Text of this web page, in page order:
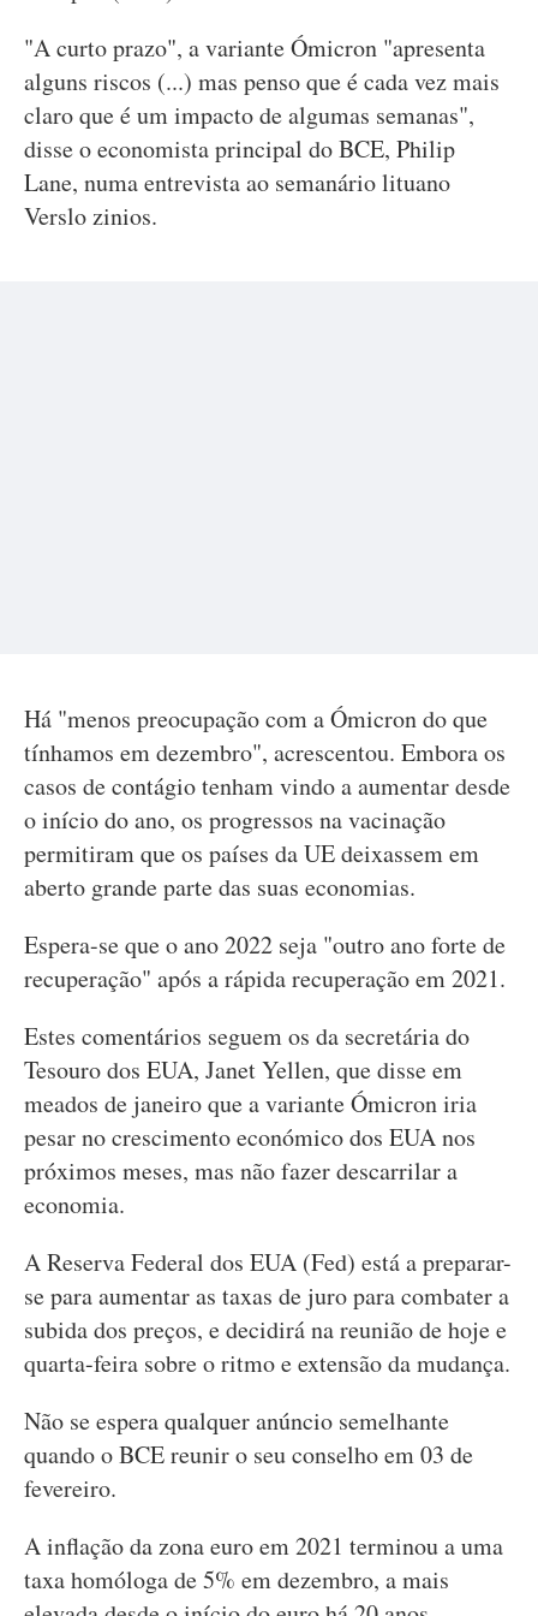
"A curto prazo", a variante Ómicron "apresenta
alguns riscos (...) mas penso que é cada vez mais
claro que é um impacto de algumas semanas",
disse o economista principal do BCE, Philip
Lane, numa entrevista ao semanário lituano
Verslo zinios.
Há "menos preocupação com a Ómicron do que
tínhamos em dezembro", acrescentou. Embora os
casos de contágio tenham vindo a aumentar desde
o início do ano, os progressos na vacinação
permitiram que os países da UE deixassem em
aberto grande parte das suas economias.
Espera-se que o ano 2022 seja "outro ano forte de
recuperação" após a rápida recuperação em 2021.
Estes comentários seguem os da secretária do
Tesouro dos EUA, Janet Yellen, que disse em
meados de janeiro que a variante Ómicron iria
pesar no crescimento económico dos EUA nos
próximos meses, mas não fazer descarrilar a
economia.
A Reserva Federal dos EUA (Fed) está a preparar-
se para aumentar as taxas de juro para combater a
subida dos preços, e decidirá na reunião de hoje e
quarta-feira sobre o ritmo e extensão da mudança.
Não se espera qualquer anúncio semelhante
quando o BCE reunir o seu conselho em 03 de
fevereiro.
A inflação da zona euro em 2021 terminou a uma
taxa homóloga de 5% em dezembro, a mais